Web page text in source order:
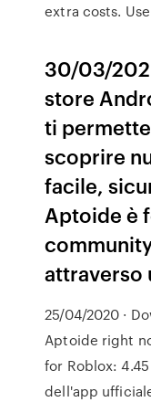
extra costs.
30/03/
store
ti
scoprire
facile,
Aptoide è
attraverso
25/04/2020 ·
Aptoide right
for Roblox:
dell'app